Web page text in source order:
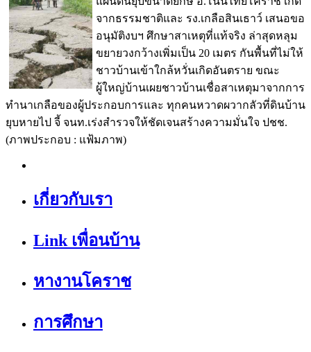
จากธรรมชาติและ รง.เกลือสินเธาว์ เสนอขอ
อนุมัติงบฯ ศึกษาสาเหตุที่แท้จริง ล่าสุดหลุม
ขยายวงกว้างเพิ่มเป็น 20 เมตร กันพื้นที่ไม่ให้
ชาวบ้านเข้าใกล้หวั่นเกิดอันตราย ขณะ
ผู้ใหญ่บ้านเผยชาวบ้านเชื่อสาเหตุมาจากการ
ทำนาเกลือของผู้ประกอบการและ ทุกคนหวาดผวากลัวที่ดินบ้าน
ยุบหายไป จี้ จนท.เร่งสำรวจให้ชัดเจนสร้างความมั่นใจ ปชช.
(ภาพประกอบ : แฟ้มภาพ)
เกี่ยวกับเรา
Link เพื่อนบ้าน
หางานโคราช
การศึกษา